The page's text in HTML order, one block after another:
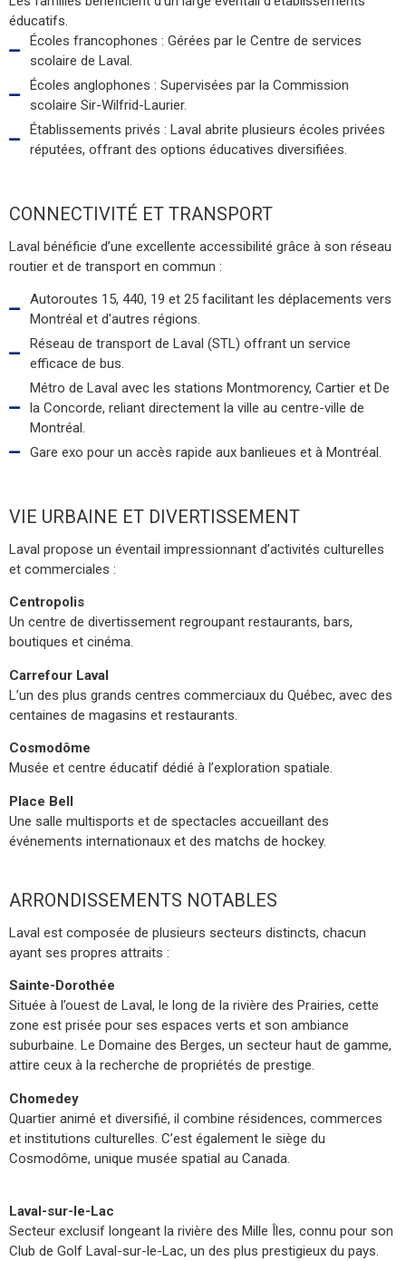
éducatifs.
Écoles francophones : Gérées par le Centre de services
scolaire de Laval.
Écoles anglophones : Supervisées par la Commission
scolaire Sir-Wilfrid-Laurier.
Établissements privés : Laval abrite plusieurs écoles privées
réputées, offrant des options éducatives diversifiées.
CONNECTIVITÉ ET TRANSPORT
Laval bénéficie d’une excellente accessibilité grâce à son réseau
routier et de transport en commun :
Autoroutes 15, 440, 19 et 25 facilitant les déplacements vers
Montréal et d'autres régions.
Réseau de transport de Laval (STL) offrant un service
efficace de bus.
Métro de Laval avec les stations Montmorency, Cartier et De
la Concorde, reliant directement la ville au centre-ville de
Montréal.
Gare exo pour un accès rapide aux banlieues et à Montréal.
VIE URBAINE ET DIVERTISSEMENT
Laval propose un éventail impressionnant d’activités culturelles
et commerciales :
Centropolis
Un centre de divertissement regroupant restaurants, bars,
boutiques et cinéma.
Carrefour Laval
L’un des plus grands centres commerciaux du Québec, avec des
centaines de magasins et restaurants.
Cosmodôme
Musée et centre éducatif dédié à l’exploration spatiale.
Place Bell
Une salle multisports et de spectacles accueillant des
événements internationaux et des matchs de hockey.
ARRONDISSEMENTS NOTABLES
Laval est composée de plusieurs secteurs distincts, chacun
ayant ses propres attraits :
Sainte-Dorothée
Située à l’ouest de Laval, le long de la rivière des Prairies, cette
zone est prisée pour ses espaces verts et son ambiance
suburbaine. Le Domaine des Berges, un secteur haut de gamme,
attire ceux à la recherche de propriétés de prestige.
Chomedey
Quartier animé et diversifié, il combine résidences, commerces
et institutions culturelles. C’est également le siège du
Cosmodôme, unique musée spatial au Canada.
Laval-sur-le-Lac
Secteur exclusif longeant la rivière des Mille Îles, connu pour son
Club de Golf Laval-sur-le-Lac, un des plus prestigieux du pays.